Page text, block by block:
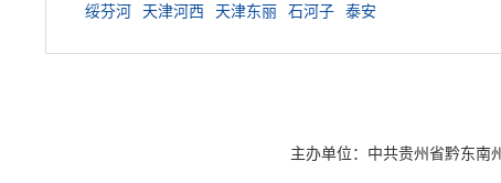
绥芬河 天津河西 天津东丽 石河子 泰安
主办单位：中共贵州省黔东南